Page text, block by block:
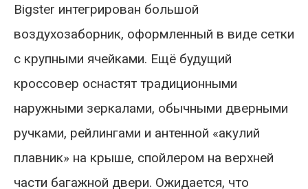
Bigster интегрирован большой
воздухозаборник, оформленный в виде сетки
с крупными ячейками. Ещё будущий
кроссовер оснастят традиционными
наружными зеркалами, обычными дверными
ручками, рейлингами и антенной «акулий
плавник» на крыше, спойлером на верхней
части багажной двери. Ожидается, что